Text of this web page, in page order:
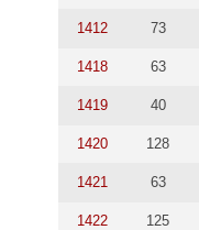
1412 73
1418 63
1419 40
1420 128
1421 63
1422 125